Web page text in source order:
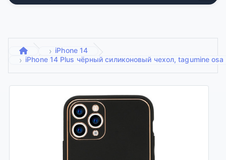
iPhone 14
iPhone 14 Plus чёрный силиконовый чехол, tagumine